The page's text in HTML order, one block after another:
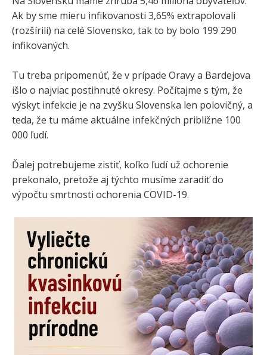
Ak by sme mieru infikovanosti 3,65% extrapolovali
(rozšírili) na celé Slovensko, tak to by bolo 199 290
infikovaných.
Tu treba pripomenúť, že v prípade Oravy a Bardejova
išlo o najviac postihnuté okresy. Počítajme s tým, že
výskyt infekcie je na zvyšku Slovenska len polovičný, a
teda, že tu máme aktuálne infekčných približne 100
000 ľudí.
Ďalej potrebujeme zistiť, koľko ľudí už ochorenie
prekonalo, pretože aj týchto musíme zaradiť do
výpočtu smrtnosti ochorenia COVID-19.